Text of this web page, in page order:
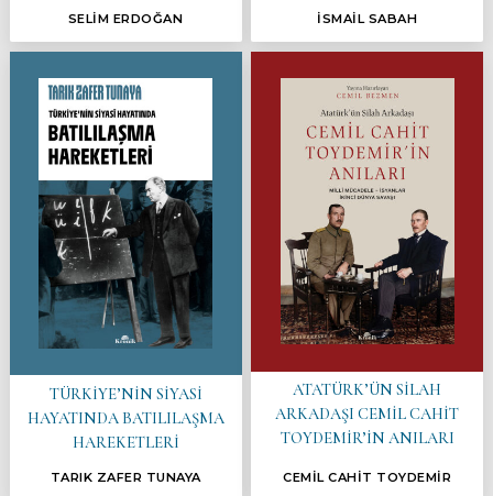
SELİM ERDOĞAN İSMAİL SABAH
TÜRKİYE’NİN SİYASİ
HAYATINDA BATILILAŞMA
HAREKETLERİ
TARIK ZAFER TUNAYA
ATATÜRK’ÜN SİLAH
ARKADAŞI CEMİL CAHİT
TOYDEMİR’İN ANILARI
CEMİL CAHİT TOYDEMİR